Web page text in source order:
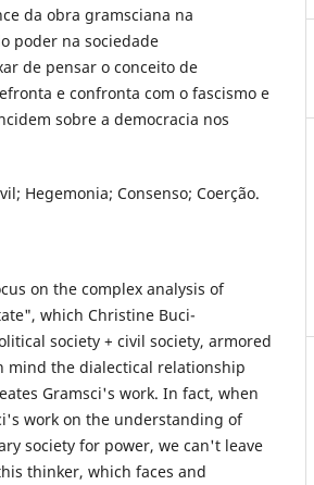
da obra gramsciana na
poder na sociedade
de pensar o conceito de
e confronta com o fascismo e
sobre a democracia nos
Hegemonia; Consenso; Coerção.
on the complex analysis of
which Christine Buci-
society + civil society, armored
mind the dialectical relationship
Gramsci's work. In fact, when
work on the understanding of
society for power, we can't leave
thinker, which faces and